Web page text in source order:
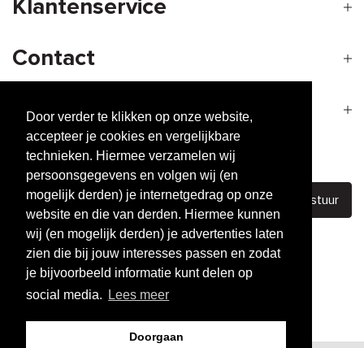
Door verder te klikken op onze website,
accepteer je cookies en vergelijkbare
technieken. Hiermee verzamelen wij
persoonsgegevens en volgen wij (en
mogelijk derden) je internetgedrag op onze
website en die van derden. Hiermee kunnen
wij (en mogelijk derden) je advertenties laten
zien die bij jouw interesses passen en zodat
je bijvoorbeeld informatie kunt delen op
social media.
Lees meer
Doorgaan
Klantenservice
Contact
Openingstijden
Nieuwsbrief
Verstuur
The building blocks ofgreat hair
Performancebased producten